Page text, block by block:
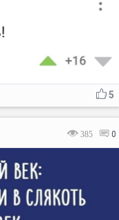
5
385 0